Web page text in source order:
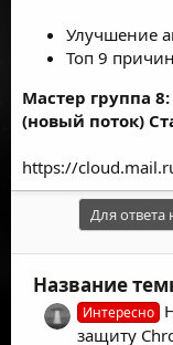
Улучшение
Топ 9
Мастер группа
(новый поток)
https://
Для ответа
Название
Интересно
защиту